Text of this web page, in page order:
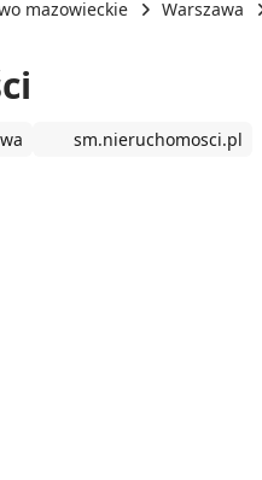
mazowieckie Warszawa
sm.nieruchomosci.pl